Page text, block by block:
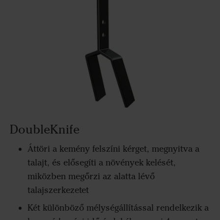
DoubleKnife
Áttöri a kemény felszíni kérget, megnyitva a
talajt, és elősegíti a növények kelését,
miközben megőrzi az alatta lévő
talajszerkezetet
Két különböző mélységállítással rendelkezik a